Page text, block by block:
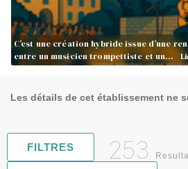
C’est une création hybride issue d’une
entre un musicien trompettiste et un…
Les détails de cet établissement ne
FILTRES 253